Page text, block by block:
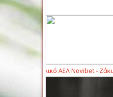
το φιλικό ΑΕΛ Novibet - Ζάκυνθος